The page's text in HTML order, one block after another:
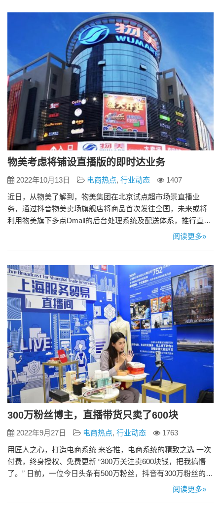
朋友小窝、完成任务等方式获得。获取能量的方式主要以…
物美考虑将铺设直播版的即时达业务
2022年10月13日 电商热点, 行业动态
1407
近日，从物美了解到，物美集团在北京试点超市场景直播业
务，通过抖音物美卖场旗舰店将商品首次发往全国，未来或将
利用物美旗下多点Dmall的后台处理系统及配送体系，推行直播
间即时配送业务。 在物美大卖场双井店了解到，物美在该店直
示，通过超市实景直播，物美向全国消费者售卖米面粮油、日
化等生活…
阅读更多»
300万粉丝博主，直播带货只卖了600块
2022年9月27日 电商热点, 行业动态
1763
用匠人之心，打造电商系统 来客推，电商系统的精致之选 一次
付费，终身授权、免费更新 “300万关注卖600块钱，把我搞懵
了。” 日前，一位今日头条有500万粉丝，抖音有300万粉丝的自
媒体博主在平台上发文吐槽，称自己前两天尝试做了次直播，
阅读更多»